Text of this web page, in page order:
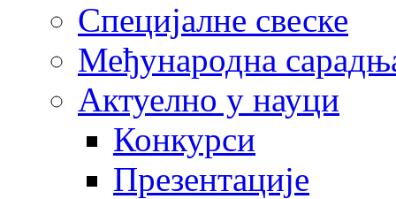
Специјалне свеске
Међународна
Актуелно у науци
Конкурси
Презентације